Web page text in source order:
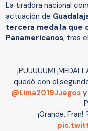
La tiradora nacional
actuación de
tercera medalla que
Panamericanos, tras
¡PUUUUUM!
quedó con el
@Lima2019Juegos y
¡Grande, Fran!